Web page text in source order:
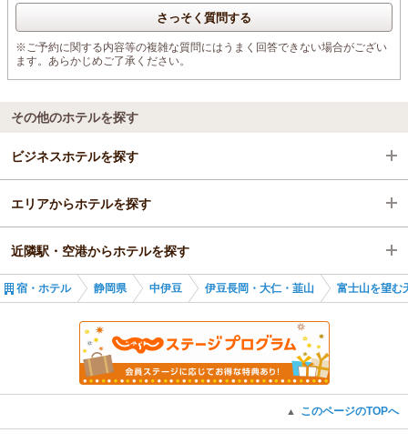
さっそく質問する
※ご予約に関する内容等の複雑な質問にはうまく回答できない場合がござい
ます。あらかじめご了承ください。
その他のホテルを探す
ビジネスホテルを探す
静岡県
中伊豆
伊豆長岡・大仁・韮山
伊豆長岡駅
エリアからホテルを探す
静岡県
中伊豆
伊豆長岡・大仁・韮山
伊豆長岡駅
近隣駅・空港からホテルを探す
田京駅
伊豆長岡駅
韮山駅
宿・ホテル 静岡県 中伊豆 伊豆長岡・大仁・韮山 富士山を望
▲ このページのTOPへ